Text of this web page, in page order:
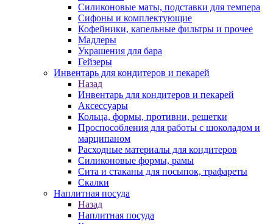
Силиконовые маты, подставки для темпера
Сифоны и комплектующие
Кофейники, капельные фильтры и прочее
Мадлеры
Украшения для бара
Гейзеры
Инвентарь для кондитеров и пекарей
Назад
Инвентарь для кондитеров и пекарей
Аксессуары
Кольца, формы, противни, решетки
Проспособления для работы с шоколадом и
марципаном
Расходные материалы для кондитеров
Силиконовые формы, рамы
Сита и стаканы для посыпок, трафареты
Скалки
Наплитная посуда
Назад
Наплитная посуда